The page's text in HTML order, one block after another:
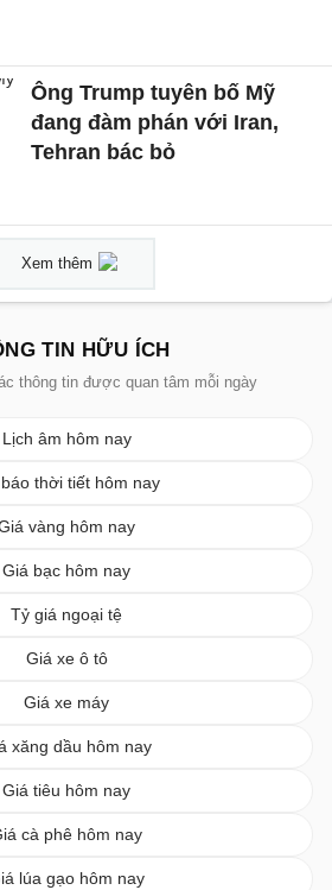
Ông Trump tuyên bố Mỹ
đang đàm phán với Iran,
Tehran bác bỏ
Xem thêm
TIN HỮU ÍCH
thông tin được quan tâm mỗi ngày
Lịch âm hôm nay
thời tiết hôm nay
vàng hôm nay
Giá bạc hôm nay
Tỷ giá ngoại tệ
Giá xe ô tô
Giá xe máy
xăng dầu hôm nay
Giá tiêu hôm nay
cà phê hôm nay
lúa gạo hôm nay